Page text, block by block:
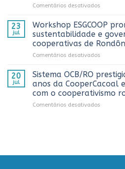
promovida
pela
Vilhena
Comentários desativados
OCB/RO
recebe
do
Projeto
Rondônia
23
jul
Workshop ESGCOOP
sustentabilidade e
cooperativas de
Comentários desativados
ESGCOOP
promove
debate
sobre
Rondônia
20
jul
Sistema OCB/RO
anos da CooperCacoal
com o cooperativismo
Comentários desativados
20